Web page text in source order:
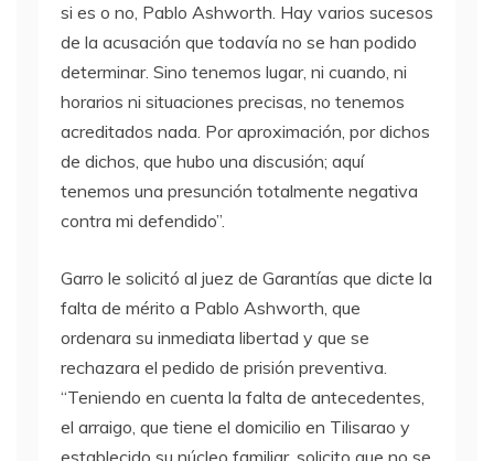
si es o no, Pablo Ashworth. Hay varios sucesos
de la acusación que todavía no se han podido
determinar. Sino tenemos lugar, ni cuando, ni
horarios ni situaciones precisas, no tenemos
acreditados nada. Por aproximación, por dichos
de dichos, que hubo una discusión; aquí
tenemos una presunción totalmente negativa
contra mi defendido”.
Garro le solicitó al juez de Garantías que dicte la
falta de mérito a Pablo Ashworth, que
ordenara su inmediata libertad y que se
rechazara el pedido de prisión preventiva.
“Teniendo en cuenta la falta de antecedentes,
el arraigo, que tiene el domicilio en Tilisarao y
establecido su núcleo familiar, solicito que no se